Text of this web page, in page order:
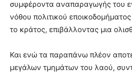
συμφέροντα αναπαραγωγής του
νόθου πολιτικού
το κράτος, επιβάλλοντας μια
Και ενώ τα παραπάνω πλέον
μεγάλων τμημάτων του λαού,